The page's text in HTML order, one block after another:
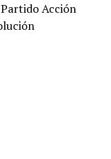
Acción